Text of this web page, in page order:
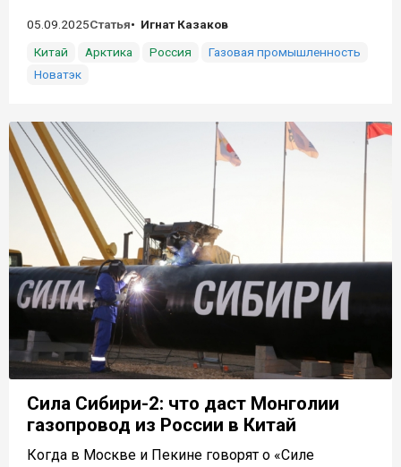
05.09.2025Статья
Игнат Казаков
Китай
Арктика Россия
Газовая промышленность
Новатэк
Сила Сибири-2: что даст Монголии
газопровод из России в Китай
Когда в Москве и Пекине говорят о «Силе